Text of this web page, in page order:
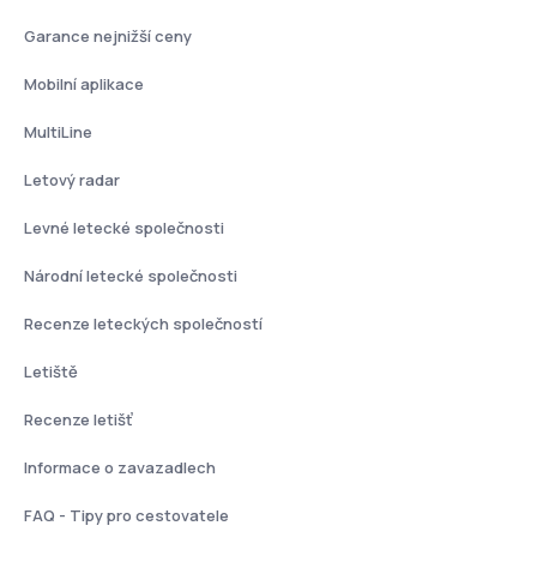
Garance nejnižší ceny
Mobilní aplikace
MultiLine
Letový radar
Levné letecké společnosti
Národní letecké společnosti
Recenze leteckých společností
Letiště
Recenze letišť
Informace o zavazadlech
FAQ - Tipy pro cestovatele